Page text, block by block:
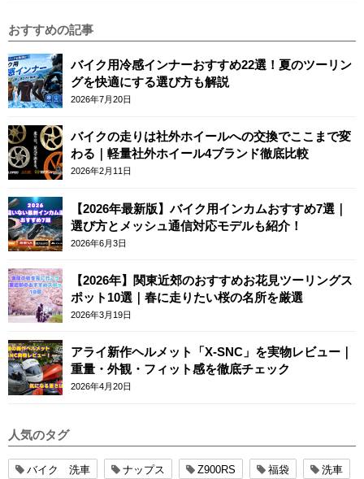
おすすめの記事
バイク用冷感インナーおすすめ22選！夏のツーリン
グを快適にする選び方も解説
2026年7月20日
バイクの走りは社外ホイールへの交換でここまで変
わる｜軽量社外ホイール4ブランド徹底比較
2026年2月11日
【2026年最新版】バイク用インカムおすすめ7選｜
選び方とメッシュ通信対応モデルも紹介！
2026年6月3日
【2026年】関東近郊のおすすめお花見ツーリングス
ポット10選｜春に走りたい桜の名所を厳選
2026年3月19日
アライ新作ヘルメット「X-SNC」を実物レビュー｜
重量・外観・フィット感を徹底チェック
2026年4月20日
人気のタグ
バイク 洗車 ナップス Z900RS 福袋 洗車